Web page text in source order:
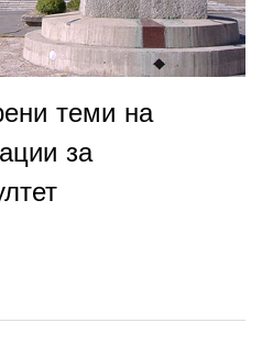
теми на
за